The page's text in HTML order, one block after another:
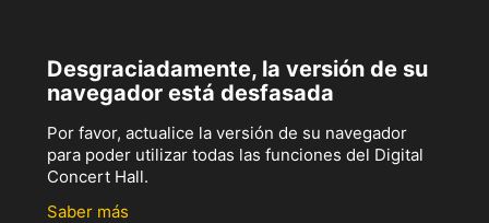
Desgraciadamente, la versión de su
navegador está desfasada
Por favor, actualice la versión de su navegador
para poder utilizar todas las funciones del Digital
Concert Hall.
Saber más